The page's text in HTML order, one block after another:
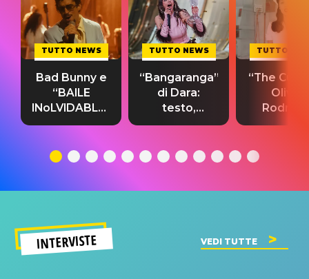
TUTTO NEWS
Bad Bunny e
“BAILE
INoLVIDABLE”:
testo,
significato
TUTTO NEWS
“Bangaranga”
di Dara:
testo,
traduzione e
del singolo
TUTTO
“The
Olivia
testo,
INTERVISTE VEDI TUTTE